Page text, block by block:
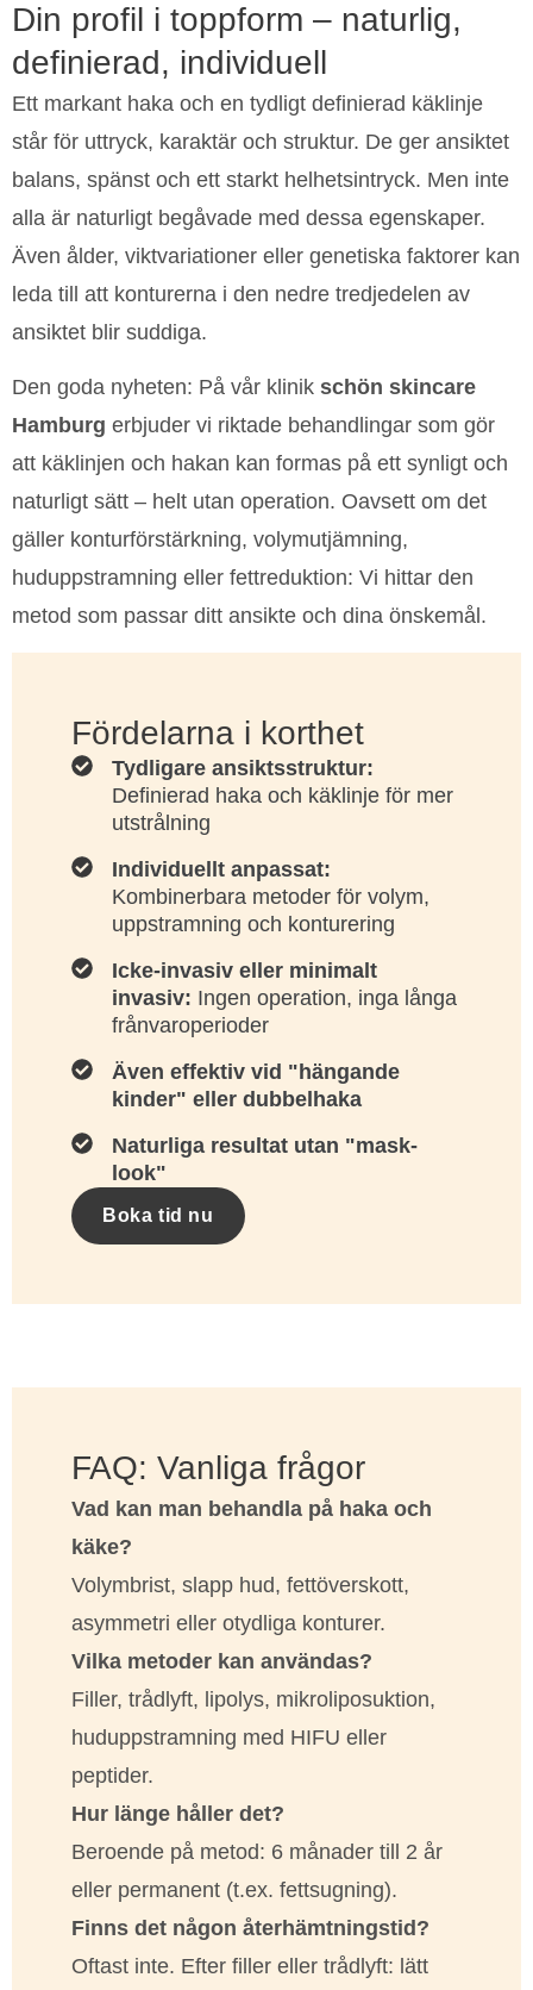
haka
konturering
i Hamburg
klara former,
starkt uttryck
av käklinje
och haka
i Hamburg
klara former, starkt
uttryck
Din profil i toppform – naturlig,
definierad, individuell
Ett markant haka och en tydligt definierad käklinje
står för uttryck, karaktär och struktur. De ger ansiktet
balans, spänst och ett starkt helhetsintryck. Men inte
alla är naturligt begåvade med dessa egenskaper.
Även ålder, viktvariationer eller genetiska faktorer kan
leda till att konturerna i den nedre tredjedelen av
ansiktet blir suddiga.
Den goda nyheten: På vår klinik schön skincare
Hamburg erbjuder vi riktade behandlingar som gör
att käklinjen och hakan kan formas på ett synligt och
naturligt sätt – helt utan operation. Oavsett om det
gäller konturförstärkning, volymutjämning,
huduppstramning eller fettreduktion: Vi hittar den
metod som passar ditt ansikte och dina önskemål.
Fördelarna i korthet
Tydligare ansiktsstruktur:
Definierad haka och käklinje för mer
utstrålning
Individuellt anpassat:
Kombinerbara metoder för volym,
uppstramning och konturering
Icke-invasiv eller minimalt
invasiv: Ingen operation, inga långa
frånvaroperioder
Även effektiv vid "hängande
kinder" eller dubbelhaka
Naturliga resultat utan "mask-
look"
Boka tid nu
FAQ: Vanliga frågor
Vad kan man behandla på haka och
käke?
Volymbrist, slapp hud, fettöverskott,
asymmetri eller otydliga konturer.
Vilka metoder kan användas?
Filler, trådlyft, lipolys, mikroliposuktion,
huduppstramning med HIFU eller
peptider.
Hur länge håller det?
Beroende på metod: 6 månader till 2 år
eller permanent (t.ex. fettsugning).
Finns det någon återhämtningstid?
Oftast inte. Efter filler eller trådlyft: lätt